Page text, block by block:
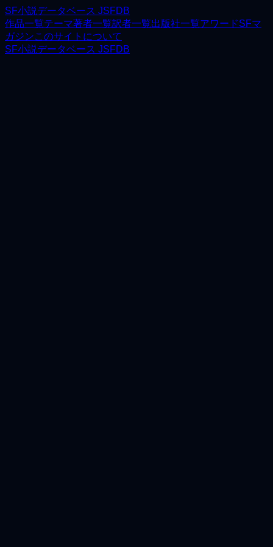
SF小説データベース JSFDB
作品一覧テーマ著者一覧訳者一覧出版社一覧アワードSFマ
ガジンこのサイトについて
SF小説データベース JSFDB